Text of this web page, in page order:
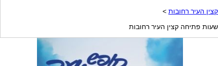
קצין העיר רחובות >
שעות פתיחה קצין העיר רחובות